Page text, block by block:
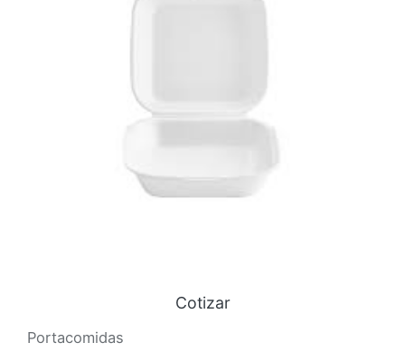
Cotizar
Portacomidas